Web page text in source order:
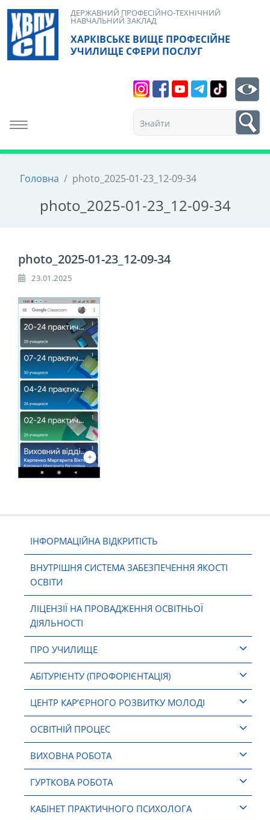
Skip
content
ХАРКІВСЬКЕ ВИЩЕ ПРОФЕСІЙНЕ
УЧИЛИЩЕ СФЕРИ ПОСЛУГ
ДЕРЖАВНИЙ ПРОФЕСІЙНО-ТЕХНІЧНИЙ
НАВЧАЛЬНИЙ ЗАКЛАД
Toggle navigation
1
Головна / photo_2025-01-23_12-09-34
photo_2025-01-23_12-09-34
ІНФОРМАЦІЙНА ВІДКРИТІСТЬ
ВНУТРІШНЯ СИСТЕМА ЗАБЕЗПЕЧЕННЯ ЯКОСТІ
ОСВІТИ
ЛІЦЕНЗІЇ НА ПРОВАДЖЕННЯ ОСВІТНЬОЇ
ДІЯЛЬНОСТІ
ПРО УЧИЛИЩЕ
АБІТУРІЄНТУ (ПРОФОРІЄНТАЦІЯ)
ЦЕНТР КАР’ЄРНОГО РОЗВИТКУ МОЛОДІ
ОСВІТНІЙ ПРОЦЕС
ВИХОВНА РОБОТА
ГУРТКОВА РОБОТА
КАБІНЕТ ПРАКТИЧНОГО ПСИХОЛОГА
photo_2025-01-23_12-09-34
23.01.2025